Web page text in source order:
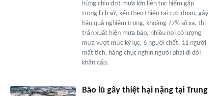
hứng chịu đợt mưa lớn liên tục hiếm gặp
trong lịch sử, kéo theo thiên tai cực đoan, gây
hậu quả nghiêm trọng, khoảng 77% số xã, thị
trấn xuất hiện mưa bão, nhiều nơi có lượng
mưa vượt mức kỷ lục, 6 người chết, 11 người
mất tích, hàng chục nghìn người phải di dời
khẩn cấp.
Bão lũ gây thiệt hại nặng tại Trung